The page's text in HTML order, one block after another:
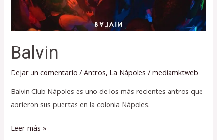
Balvin
Dejar un comentario /Antros, La Nápoles /mediamktweb
Balvin Club Nápoles es uno de los más recientes antros que
abrieron sus puertas en la colonia Nápoles.
Leer más »